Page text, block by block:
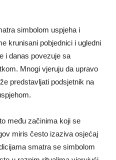
simbolom uspjeha i
krunisani pobjednici i ugledni
i danas povezuje sa
Mnogi vjeruju da upravo
predstavljati podsjetnik na
među začinima koji se
miris često izaziva osjećaj
smatra se simbolom